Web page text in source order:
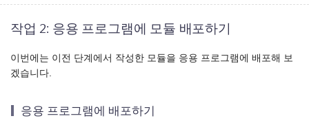
작업 2: 응용 프로그램에 모듈 배포하기
이번에는 이전 단계에서 작성한 모듈을 응용 프로그램에 배포해 보
겠습니다.
응용 프로그램에 배포하기